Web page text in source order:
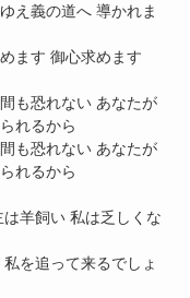
え義の道へ 導かれま
ます 御心求めます
も恐れない あなたが
れるから
も恐れない あなたが
れるから
は羊飼い 私は乏しくな
を追って来るでしょ